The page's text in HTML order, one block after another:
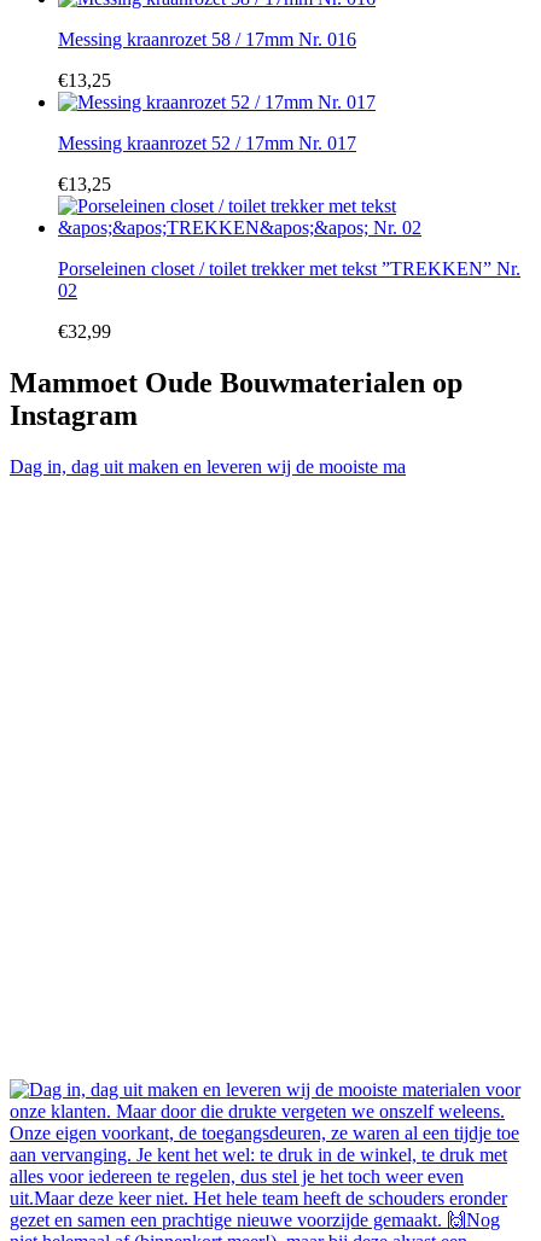
Messing kraanrozet 58 / 17mm Nr. 016
€13,25
Messing kraanrozet 52 / 17mm Nr. 017
€13,25
Porseleinen closet / toilet trekker met tekst ”TREKKEN” Nr.
02
€32,99
Mammoet Oude Bouwmaterialen op
Instagram
Dag in, dag uit maken en leveren wij de mooiste ma